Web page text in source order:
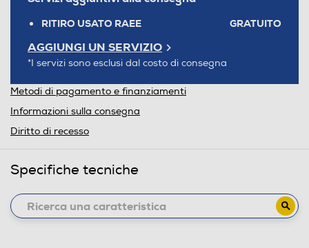
RITIRO USATO RAEE GRATUITO
AGGIUNGI UN SERVIZIO
*I servizi sono esclusi dal costo di consegna
Metodi di pagamento e finanziamenti
Informazioni sulla consegna
Diritto di recesso
Specifiche tecniche